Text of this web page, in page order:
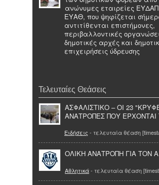
ανώνυμες εταιρείες ΕΥΔΑΠ
ΕΥΑΘ, που ψηφίζεται
αντιτίθενται επιστήμονες,
περιβαλλοντικές
δημοτικές αρχές και
επιχειρήσεις ύδρευσης
Τελευταίες Θεάσεις
ΑΣΦΑΛΙΣΤΙΚΟ – ΟΙ 23
ΑΝΑΤΡΟΠΕΣ ΠΟΥ ΕΡΧΟΝΤΑΙ
Ειδήσεις - τελευταία θέαση
ΟΛΙΚΗ ΑΝΑΤΡΟΠΗ ΓΙΑ ΤΟΝ
Αθλητικά- τελευταία θέαση